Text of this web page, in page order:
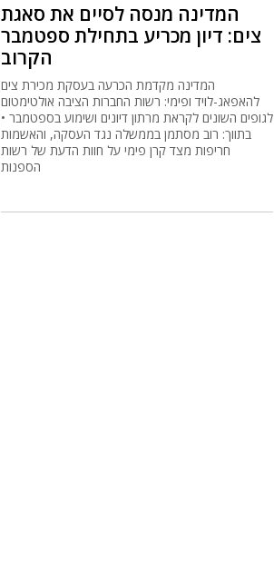
המדינה מנסה לסיים את סאגת
צים: דיון מכריע בתחילת ספטמבר
הקרוב
המדינה מקדמת הכרעה בעסקת מכירת צים
להאפאג-לויד ופימי: רשות החברות הציבה אולטימטום
לגופים השונים לקראת מרתון דיונים ושימוע בספטמבר •
בתווך: רוב מסתמן בממשלה נגד העסקה, והאשמות
חריפות מצד קרן פימי על חוות הדעת של רשות
הספנות